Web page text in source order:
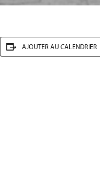
AJOUTER AU CALENDRIER